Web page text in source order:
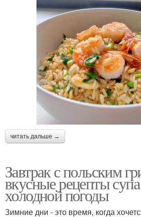
читать дальше →
Завтрак с польским
вкусные рецепты
холодной погоды
Зимние дни - это время, когда